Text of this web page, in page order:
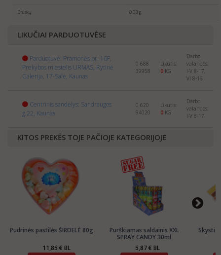
Druskų 0,03 g.
LIKUČIAI PARDUOTUVĖSE
Parduotuvė: Pramonės pr. 16F,
Prekybos miestelis URMAS, Rytinė
Galerija, 17-Salė, Kaunas
0 688
39958
Likutis:
0 KG
Darbo
valandos:
I-V 8-17,
VI 8-16
Centrinis sandėlys: Sandraugos
g.22, Kaunas
0 620
94020
Likutis:
0 KG
Darbo
valandos:
I-V 8-17
KITOS PREKĖS TOJE PAČIOJE KATEGORIJOJE
Pudrinės pastilės ŠIRDELĖ 80g
11,85 € BL
Purškiamas saldainis XXL
SPRAY CANDY 30ml
5,87 € BL
Skysti
selling
abroad. Please send us the info about